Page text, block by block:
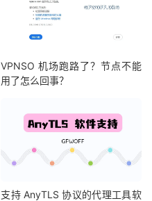
VPNSO 机场跑路了？节点不能
用了怎么回事？
支持 AnyTLS 协议的代理工具软